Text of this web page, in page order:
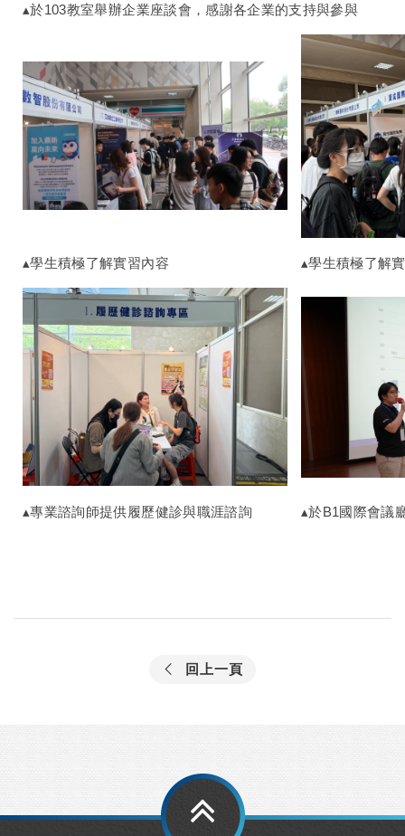
▴於103教室舉辦企業座談會，感謝各企業的支持與參與
▴學生積極了解實習內容 ▴學生積極了解
▴專業諮詢師提供履歷健診與職涯諮詢 ▴於B1國際會議
回上一頁